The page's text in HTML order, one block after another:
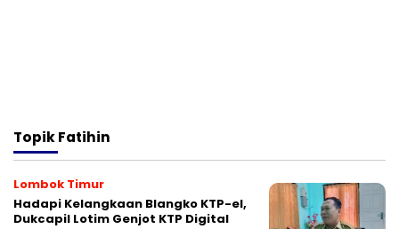
TopikFatihin
Lombok Timur
Hadapi Kelangkaan Blangko KTP-el,
Dukcapil Lotim Genjot KTP Digital